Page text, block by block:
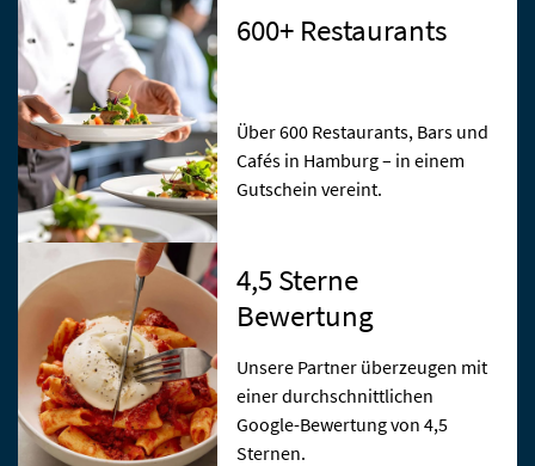
600+ Restaurants
Über 600 Restaurants, Bars und
Cafés in Hamburg – in einem
Gutschein vereint.
4,5 Sterne
Bewertung
Unsere Partner überzeugen mit
einer durchschnittlichen
Google-Bewertung von 4,5
Sternen.